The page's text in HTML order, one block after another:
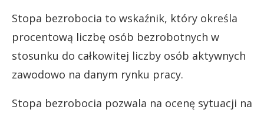
Stopa bezrobocia to wskaźnik, który określa
procentową liczbę osób bezrobotnych w
stosunku do całkowitej liczby osób aktywnych
zawodowo na danym rynku pracy.
Stopa bezrobocia pozwala na ocenę sytuacji na